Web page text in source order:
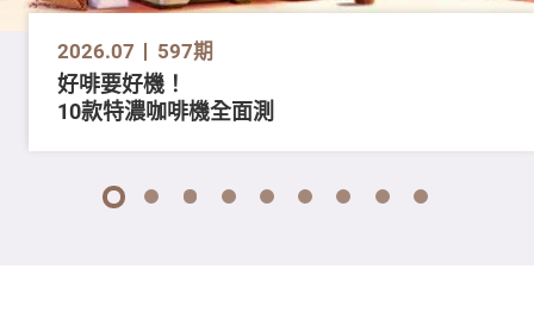
2026.07 597期
好啡要好機！
10款特濃咖啡機全面測
1 2 3 4 5 6 7 8 9